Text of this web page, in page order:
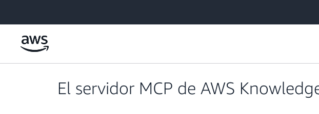
El servidor MCP de AWS